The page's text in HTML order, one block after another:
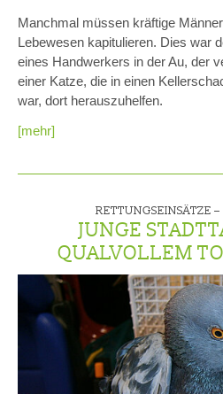
Manchmal müssen kräftige
Lebewesen kapitulieren. Dies war
eines Handwerkers in der Au, der
einer Katze, die in einen
war, dort herauszuhelfen.
[mehr]
RETTUNGSEINSÄTZE –
JUNGE
QUALVOLLEM